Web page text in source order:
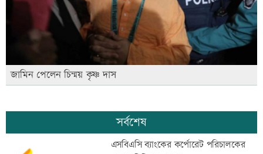
জামিন পেলেন চিন্ময় কৃষ্ণ দাস
সর্বশেষ
এসবিএসি ব্যাংকের কর্পোরেট পরিচালকের